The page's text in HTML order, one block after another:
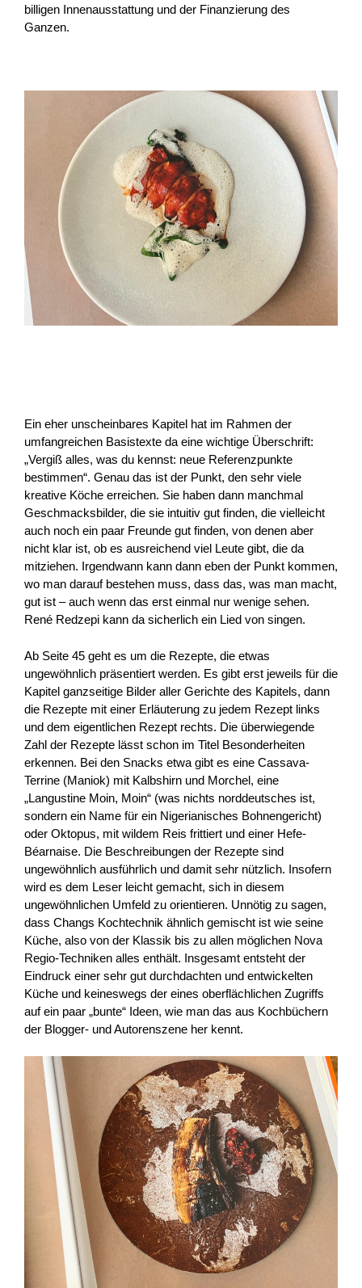
billigen Innenausstattung und der Finanzierung des
Ganzen.
Ein eher unscheinbares Kapitel hat im Rahmen der
umfangreichen Basistexte da eine wichtige Überschrift:
„Vergiß alles, was du kennst: neue Referenzpunkte
bestimmen“. Genau das ist der Punkt, den sehr viele
kreative Köche erreichen. Sie haben dann manchmal
Geschmacksbilder, die sie intuitiv gut finden, die vielleicht
auch noch ein paar Freunde gut finden, von denen aber
nicht klar ist, ob es ausreichend viel Leute gibt, die da
mitziehen. Irgendwann kann dann eben der Punkt kommen,
wo man darauf bestehen muss, dass das, was man macht,
gut ist – auch wenn das erst einmal nur wenige sehen.
René Redzepi kann da sicherlich ein Lied von singen.
Ab Seite 45 geht es um die Rezepte, die etwas
ungewöhnlich präsentiert werden. Es gibt erst jeweils für die
Kapitel ganzseitige Bilder aller Gerichte des Kapitels, dann
die Rezepte mit einer Erläuterung zu jedem Rezept links
und dem eigentlichen Rezept rechts. Die überwiegende
Zahl der Rezepte lässt schon im Titel Besonderheiten
erkennen. Bei den Snacks etwa gibt es eine Cassava-
Terrine (Maniok) mit Kalbshirn und Morchel, eine
„Langustine Moin, Moin“ (was nichts norddeutsches ist,
sondern ein Name für ein Nigerianisches Bohnengericht)
oder Oktopus, mit wildem Reis frittiert und einer Hefe-
Béarnaise. Die Beschreibungen der Rezepte sind
ungewöhnlich ausführlich und damit sehr nützlich. Insofern
wird es dem Leser leicht gemacht, sich in diesem
ungewöhnlichen Umfeld zu orientieren. Unnötig zu sagen,
dass Changs Kochtechnik ähnlich gemischt ist wie seine
Küche, also von der Klassik bis zu allen möglichen Nova
Regio-Techniken alles enthält. Insgesamt entsteht der
Eindruck einer sehr gut durchdachten und entwickelten
Küche und keineswegs der eines oberflächlichen Zugriffs
auf ein paar „bunte“ Ideen, wie man das aus Kochbüchern
der Blogger- und Autorenszene her kennt.